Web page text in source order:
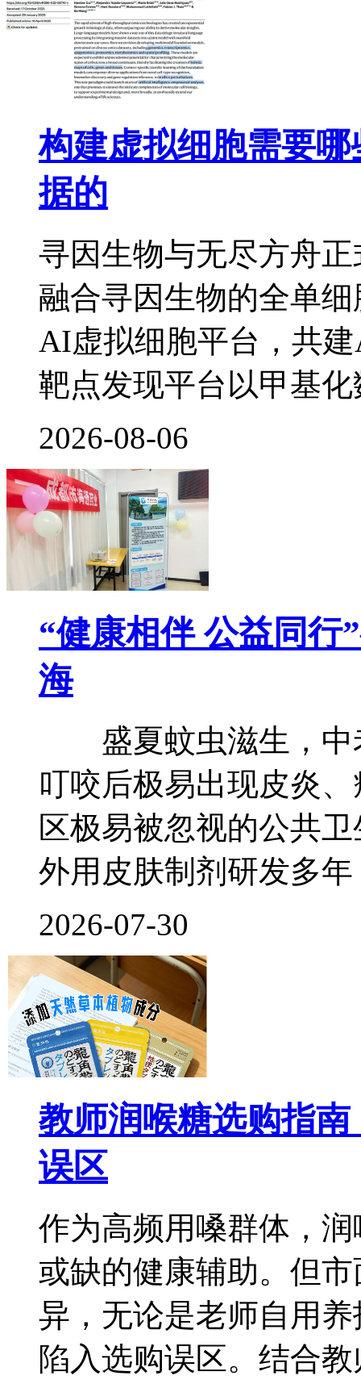
构建虚拟细胞需要
据的
寻因生物与无尽方舟
融合寻因生物的全单
AI虚拟细胞平台，共
靶点发现平台以甲基化
2026-08-06
“健康相伴 公益同
海
盛夏蚊虫滋生，中
叮咬后极易出现皮炎
区极易被忽视的公共
外用皮肤制剂研发多年
2026-07-30
教师润喉糖选购指
误区
作为高频用嗓群体，
或缺的健康辅助。但
异，无论是老师自用
陷入选购误区。结合